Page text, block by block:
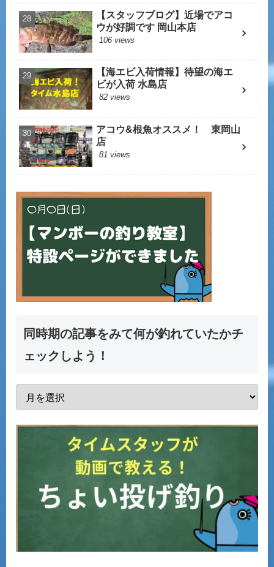
【スタッフブログ】近場でアコ
ウが好調です 岡山本店
106 views
【海エビ入荷情報】待望の海エ
ビが入荷 水島店
82 views
アコウ&根魚オススメ！ 東岡山
店
81 views
同時期の記事をみて何が釣れていたかチ
ェックしよう！